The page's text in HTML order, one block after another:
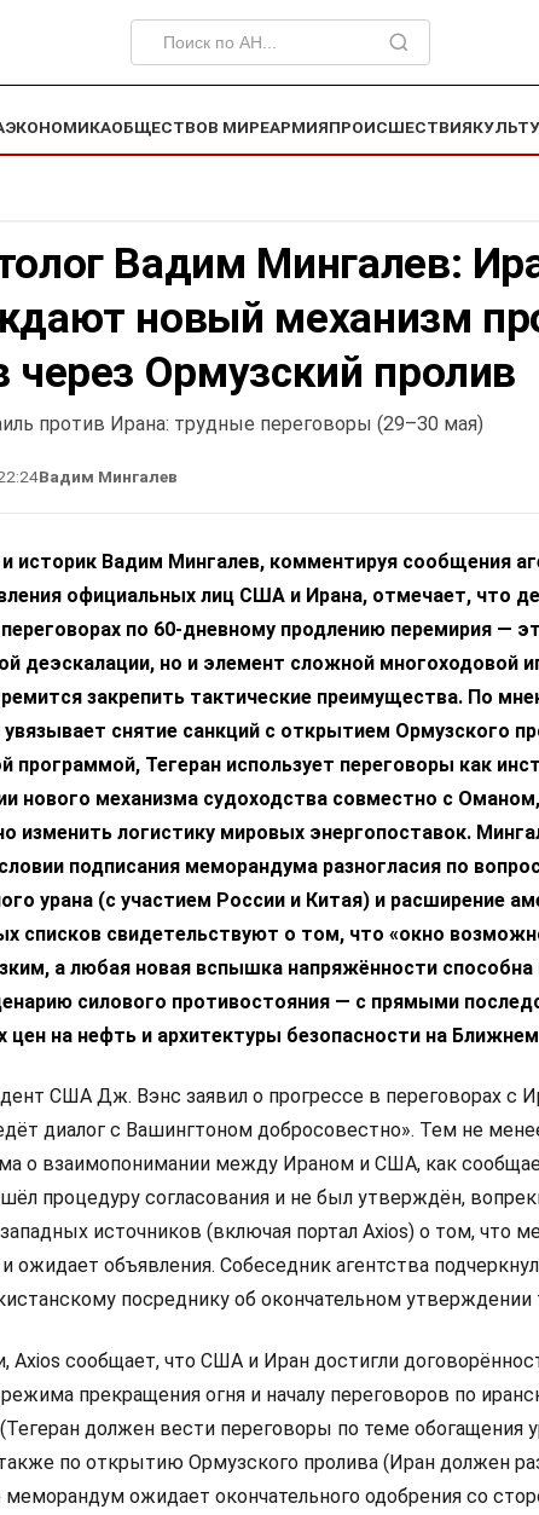
ЭКОНОМИКАОБЩЕСТВОВ МИРЕАРМИЯПРОИСШЕСТВИЯ
Вадим Мингалев:
новый механизм
через Ормузский пролив
против Ирана: трудные переговоры (29–30 мая)
Вадим Мингалев
историк Вадим Мингалев, комментируя сообщения
официальных лиц США и Ирана, отмечает, что
переговорах по 60-дневному продлению перемирия —
деэскалации, но и элемент сложной многоходовой
закрепить тактические преимущества. По
снятие санкций с открытием Ормузского
программой, Тегеран использует переговоры как
нового механизма судоходства совместно с
изменить логистику мировых энергопоставок.
подписания меморандума разногласия по
урана (с участием России и Китая) и расширение
списков свидетельствуют о том, что «окно
а любая новая вспышка напряжённости способна
силового противостояния — с прямыми
цен на нефть и архитектуры безопасности на
США Дж. Вэнс заявил о прогрессе в переговорах с
диалог с Вашингтоном добросовестно». Тем не
о взаимопонимании между Ираном и США, как
процедуру согласования и не был утверждён,
источников (включая портал Axios) о том, что
ожидает объявления. Собеседник агентства
посреднику об окончательном утверждении
Axios сообщает, что США и Иран достигли
прекращения огня и началу переговоров по
должен вести переговоры по теме обогащения
по открытию Ормузского пролива (Иран должен
меморандум ожидает окончательного одобрения со